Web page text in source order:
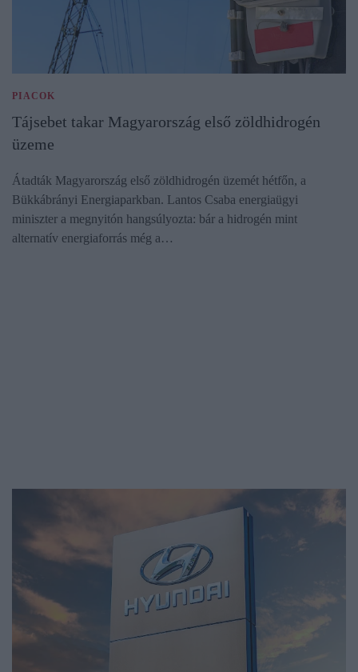
PIACOK
Tájsebet takar Magyarország első zöldhidrogén
üzeme
Átadták Magyarország első zöldhidrogén üzemét hétfőn, a
Bükkábrányi Energiaparkban. Lantos Csaba energiaügyi
miniszter a megnyitón hangsúlyozta: bár a hidrogén mint
alternatív energiaforrás még a…